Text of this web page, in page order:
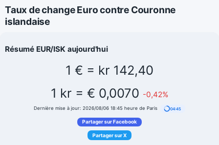
Taux de change Euro contre Couronne
islandaise
Résumé EUR/ISK aujourd'hui
1 € = kr 142,40
1 kr = € 0,0070 -0,42%
Dernière mise à jour: 2026/08/06 18:45 heure de Paris 04:45
Partager sur Facebook
Partager sur X